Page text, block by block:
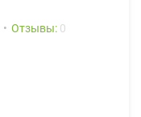
Отзывы: 0